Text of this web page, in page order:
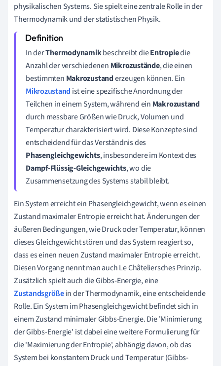
physikalischen Systems. Sie spielt eine zentrale Rolle in der
Thermodynamik und der statistischen Physik.
In derThermodynamikbeschreibt dieEntropiedie
Anzahl der verschiedenen Mikrozustände, die einen
bestimmten Makrozustanderzeugen können. Ein
Mikrozustand ist eine spezifische Anordnung der
Teilchen in einem System, während ein Makrozustand
durch messbare Größen wie Druck, Volumen und
Temperatur charakterisiert wird. Diese Konzepte sind
entscheidend für das Verständnis des
Phasengleichgewichts, insbesondere im Kontext des
Dampf-Flüssig-Gleichgewichts, wo die
Zusammensetzung des Systems stabil bleibt.
Ein System erreicht ein Phasengleichgewicht, wenn es einen
Zustand maximaler Entropie erreicht hat. Änderungen der
äußeren Bedingungen, wie Druck oder Temperatur, können
dieses Gleichgewicht stören und das System reagiert so,
dass es einen neuen Zustand maximaler Entropie erreicht.
Diesen Vorgang nennt man auch Le Châteliersches Prinzip.
Zusätzlich spielt auch die Gibbs-Energie, eine
Zustandsgrößein der Thermodynamik, eine entscheidende
Rolle. Ein System im Phasengleichgewicht befindet sich in
einem Zustand minimaler Gibbs-Energie. Die 'Minimierung
der Gibbs-Energie' ist dabei eine weitere Formulierung für
die 'Maximierung der Entropie', abhängig davon, ob das
System bei konstantem Druck und Temperatur (Gibbs-